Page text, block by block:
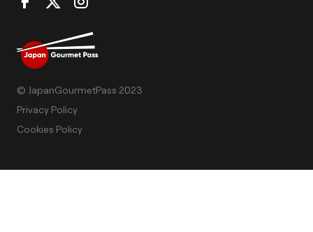
© JapanGourmetPass 2023
Privacy Policy
Cookies Policy